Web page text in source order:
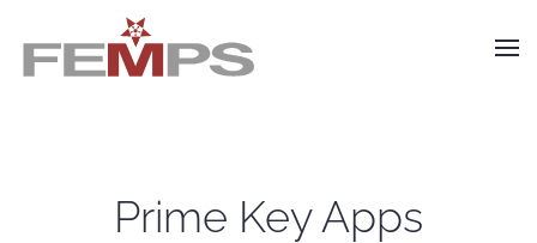
Skip to main content
Prime Key Apps